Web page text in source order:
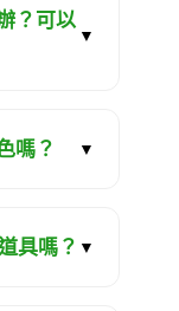
？可以
▼
嗎？ ▼
具嗎？ ▼